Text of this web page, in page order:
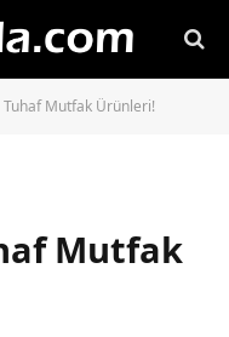
Mutfak Ürünleri!
Mutfak